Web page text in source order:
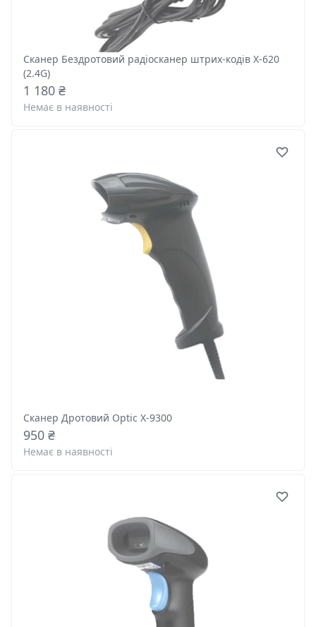
Сканер Бездротовий радіосканер штрих-кодів X-620
(2.4G)
1 180 ₴
Немає в наявності
Сканер Дротовий Optic X-9300
950 ₴
Немає в наявності